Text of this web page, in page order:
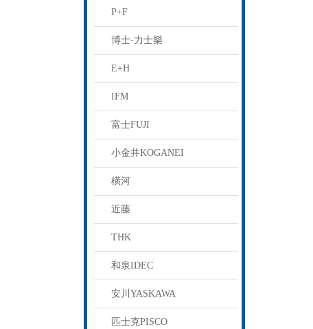
P+F
博士-力士樂
E+H
IFM
富士FUJI
小金井KOGANEI
橫河
近藤
THK
和泉IDEC
安川YASKAWA
匹士克PISCO